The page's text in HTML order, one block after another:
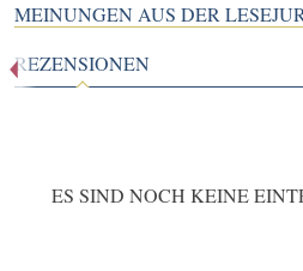
MEINUNGEN AUS DER
REZENSIONEN
ES SIND NOCH KEINE